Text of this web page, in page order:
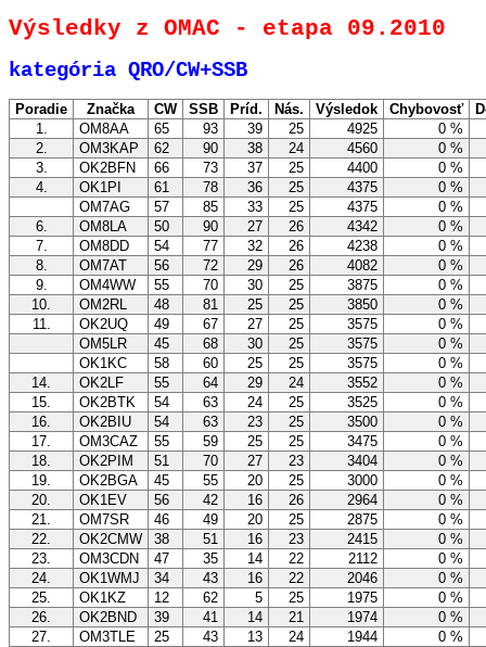
Výsledky z OMAC - etapa 09.2010
kategória QRO/CW+SSB
Poradie Značka CW SSB Príd. Nás. Výsledok Chybovosť
1.
OM8AA 65 93 39 25 4925
0 %
2.
OM3KAP 62 90 38 24 4560
0 %
3.
OK2BFN 66 73 37 25 4400
0 %
4.
OK1PI 61 78 36 25 4375
0 %
OM7AG
57 85 33 25 4375
0 %
6.
OM8LA 50 90 27 26 4342
0 %
7.
OM8DD 54 77 32 26 4238
0 %
8.
OM7AT 56 72 29 26 4082
0 %
9.
OM4WW 55 70 30 25 3875
0 %
10.
OM2RL 48 81 25 25 3850
0 %
11.
OK2UQ 49 67 27 25 3575
0 %
OM5LR
45 68 30 25 3575
0 %
OK1KC
58 60 25 25 3575
0 %
14.
OK2LF 55 64 29 24 3552
0 %
15.
OK2BTK 54 63 24 25 3525
0 %
16.
OK2BIU 54 63 23 25 3500
0 %
17.
OM3CAZ 55 59 25 25 3475
0 %
18.
OK2PIM 51 70 27 23 3404
0 %
19.
OK2BGA 45 55 20 25 3000
0 %
20.
OK1EV 56 42 16 26 2964
0 %
21.
OM7SR 46 49 20 25 2875
0 %
22.
OK2CMW 38 51 16 23 2415
0 %
23.
OM3CDN 47 35 14 22 2112
0 %
24.
OK1WMJ 34 43 16 22 2046
0 %
25.
OK1KZ 12 62 5 25 1975
0 %
26.
OK2BND 39 41 14 21 1974
0 %
27.
OM3TLE 25 43 13 24 1944
0 %